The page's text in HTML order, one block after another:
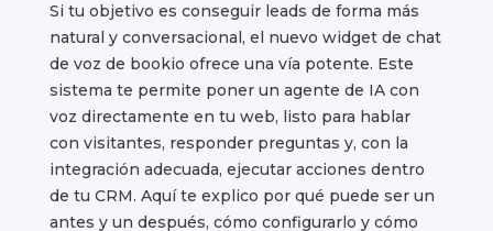
Si tu objetivo es conseguir leads de forma más
natural y conversacional, el nuevo widget de chat
de voz de bookio ofrece una vía potente. Este
sistema te permite poner un agente de IA con
voz directamente en tu web, listo para hablar
con visitantes, responder preguntas y, con la
integración adecuada, ejecutar acciones dentro
de tu CRM. Aquí te explico por qué puede ser un
antes y un después, cómo configurarlo y cómo